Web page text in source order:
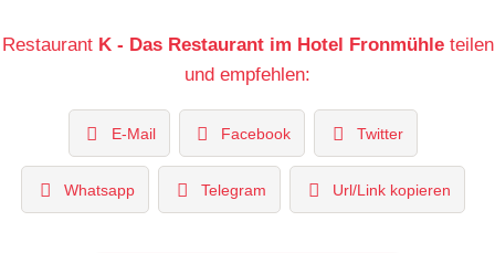
Restaurant K - Das Restaurant im Hotel Fronmühleteilen
und empfehlen:
E-Mail Facebook Twitter
Whatsapp Telegram Url/Link kopieren